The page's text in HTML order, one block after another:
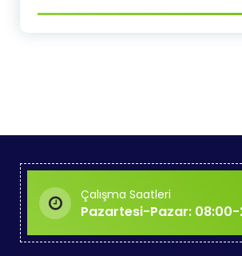
Çalışma Saatleri
Pazartesi-Pazar: